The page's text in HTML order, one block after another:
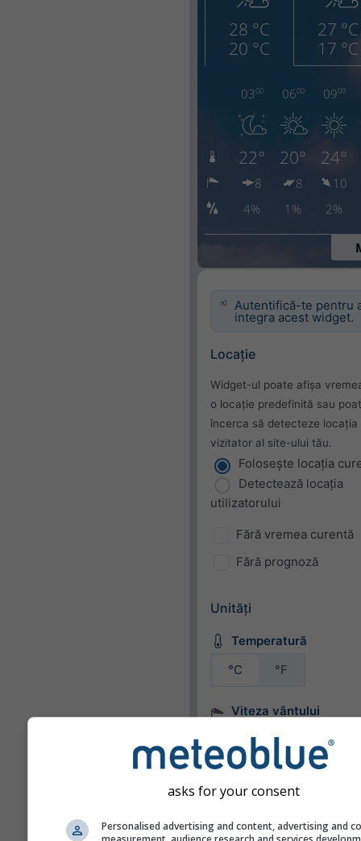
Autentifică-te pentru
integra acest widget.
Locație
Widget-ul poate afișa
o locație predefinită sau
încerca să detecteze locația
vizitator al site-ului tău.
Folosește locația
Detectează locația
utilizatorului
Fără vremea curentă
Fără prognoză
Unități
Temperatură
°C
°F
Viteza vântului
km/h
mph kn
Aspect
asks for your consent
Personalised advertising and content, advertising and